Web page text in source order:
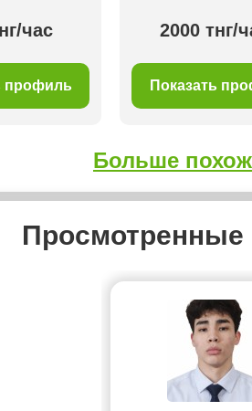
час
профиль
2000 тнг/
Показать
Больше
Просмотренные